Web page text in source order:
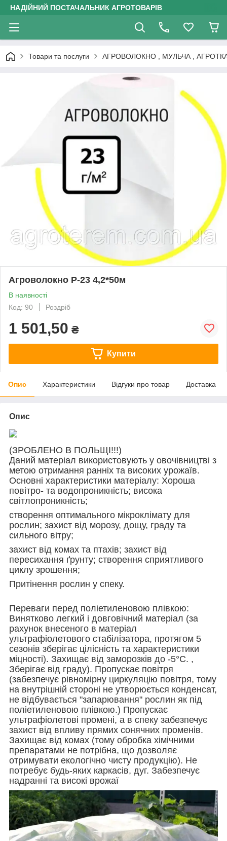
НАДІЙНИЙ ПОСТАЧАЛЬНИК АГРОТОВАРІВ
Товари та послуги АГРОВОЛОКНО , МУЛЬЧА ,
Агроволокно P-23 4,2*50м
В наявності
Код: 90
Роздріб
1 501,50 ₴
Купити
Опис Характеристики Відгуки про товар Доставка
Опис
(ЗРОБЛЕНО В ПОЛЬЩІ!!!)
Даний матеріал використовують у овочівництві з
метою отримання ранніх та високих урожаїв.
Основні характеристики матеріалу: Хороша
повітро- та водопроникність; висока
світлопроникність;
створення оптимального мікроклімату для
рослин; захист від морозу, дощу, граду та
сильного вітру;
захист від комах та птахів; захист від
пересихання ґрунту; створення сприятливого
циклу зрошення;
Притінення рослин у спеку.
Переваги перед поліетиленовою плівкою:
Винятково легкий і довговічний матеріал (за
рахунок внесеного в матеріал
ультрафіолетового стабілізатора, протягом 5
сезонів зберігає цілісність та характеристики
міцності). Захищає від заморозків до -5°C. ,
Зберігає від граду). Пропускає повітря
(забезпечує рівномірну циркуляцію повітря, тому
на внутрішній стороні не утворюється конденсат,
не відбувається "запарювання" рослин як під
поліетиленовою плівкою.) Пропускає
ультрафіолетові промені, а в спеку забезпечує
захист від впливу прямих сонячних променів.
Захищає від комах (тому обробка хімічними
препаратами не потрібна, що дозволяє
отримувати екологічно чисту продукцію). Не
потребує будь-яких каркасів, дуг. Забезпечує
надранні та високі врожаї